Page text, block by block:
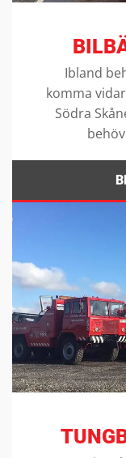
Ibland
komma
Södra